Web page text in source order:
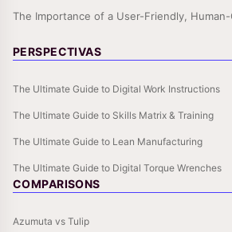
The Importance of a User-Friendly,
PERSPECTIVAS
The Ultimate Guide to Digital Work Instructions
The Ultimate Guide to Skills Matrix & Training
The Ultimate Guide to Lean Manufacturing
The Ultimate Guide to Digital Torque Wrenches
COMPARISONS
Azumuta vs Tulip